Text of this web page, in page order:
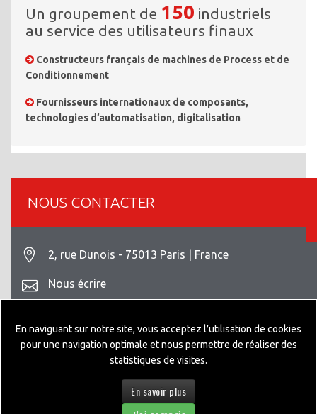
Un groupement de 150 industriels
au service des utilisateurs finaux
Constructeurs français de machines de Process et de
Conditionnement
Fournisseurs internationaux de composants,
technologies d’automatisation, digitalisation
NOUS CONTACTER
2, rue Dunois - 75013 Paris | France
Nous écrire
Mentions légales
En naviguant sur notre site, vous acceptez l’utilisation de cookies
pour une navigation optimale et nous permettre de réaliser des
statistiques de visites.
En savoir plus